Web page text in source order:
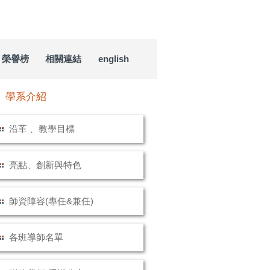
榮譽榜 相關連結 english
學系介紹
沿革 、教學目標
亮點、創新與特色
師資陣容(專任&兼任)
各班導師名單